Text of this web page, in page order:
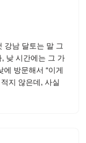
강남 달토는 말 그
낮 시간에는 그 가
방문해서 “이게
지 않은데, 사실